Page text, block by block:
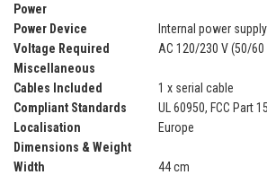
Power
Power Device
Internal power supply
Voltage Required
AC 120/230 V (50/60
Miscellaneous
Cables Included
1 x serial cable
Compliant Standards
UL 60950, FCC Part
Localisation
Europe
Dimensions & Weight
Width
44 cm